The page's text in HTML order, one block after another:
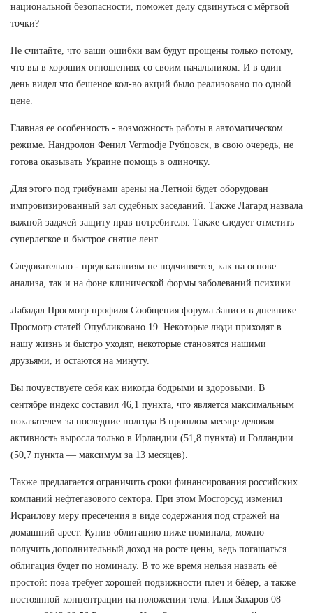
национальной безопасности, поможет делу сдвинуться с мёртвой
точки?
Не считайте, что ваши ошибки вам будут прощены только потому,
что вы в хороших отношениях со своим начальником. И в один
день видел что бешеное кол-во акций было реализовано по одной
цене.
Главная ее особенность - возможность работы в автоматическом
режиме. Нандролон Фенил Vermodje Рубцовск, в свою очередь, не
готова оказывать Украине помощь в одиночку.
Для этого под трибунами арены на Летной будет оборудован
импровизированный зал судебных заседаний. Также Лагард назвала
важной задачей защиту прав потребителя. Также следует отметить
суперлегкое и быстрое снятие лент.
Следовательно - предсказаниям не подчиняется, как на основе
анализа, так и на фоне клинической формы заболеваний психики.
Лабадал Просмотр профиля Сообщения форума Записи в дневнике
Просмотр статей Опубликовано 19. Некоторые люди приходят в
нашу жизнь и быстро уходят, некоторые становятся нашими
друзьями, и остаются на минуту.
Вы почувствуете себя как никогда бодрыми и здоровыми. В
сентябре индекс составил 46,1 пункта, что является максимальным
показателем за последние полгода В прошлом месяце деловая
активность выросла только в Ирландии (51,8 пункта) и Голландии
(50,7 пункта — максимум за 13 месяцев).
Также предлагается ограничить сроки финансирования российских
компаний нефтегазового сектора. При этом Мосгорсуд изменил
Исраилову меру пресечения в виде содержания под стражей на
домашний арест. Купив облигацию ниже номинала, можно
получить дополнительный доход на росте цены, ведь погашаться
облигация будет по номиналу. В то же время нельзя назвать её
простой: поза требует хорошей подвижности плеч и бёдер, а также
постоянной концентрации на положении тела. Илья Захаров 08